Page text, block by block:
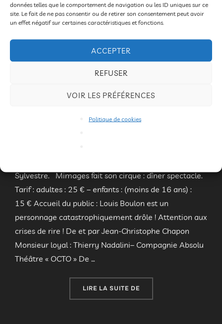
données telles que le comportement de navigation ou les ID uniques sur ce
site. Le fait de ne pas consentir ou de retirer son consentement peut avoir
un effet négatif sur certaines caractéristiques et fonctions.
ACCEPTER
REFUSER
VOIR LES PRÉFÉRENCES
Politique de cookies
Mimages fait son cirque
Bruno DROGUE 2017,Festival 2017
décembre 2016
Les commentaires sont
Sylvestre. Mimages fait son cirque : dîner spectacle.
Tarif : adultes : 25 € – enfants : (moins de 16 ans) :
15 € Accueil du public : Louis Boulon est un
personnage catastrophiquement drôle ! Attention aux
crises de rire ! De et par Jean-Christophe Chapon
Monsieur loyal : Thierry Nadalini– Compagnie Absolu
Théâtre « OCTO » De …
LIRE LA SUITE DE« MIMAGES FAIT SON